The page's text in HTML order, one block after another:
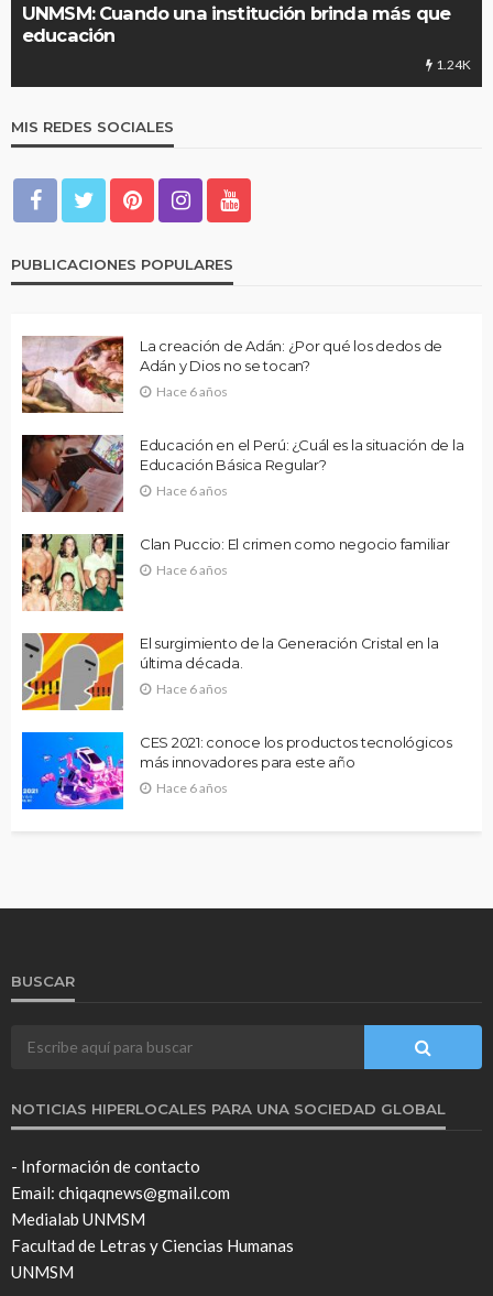
UNMSM: Cuando una institución brinda más que
educación
1.24K
MIS REDES SOCIALES
PUBLICACIONES POPULARES
La creación de Adán: ¿Por qué los dedos de
Adán y Dios no se tocan?
Hace 6 años
Educación en el Perú: ¿Cuál es la situación de la
Educación Básica Regular?
Hace 6 años
Clan Puccio: El crimen como negocio familiar
Hace 6 años
El surgimiento de la Generación Cristal en la
última década.
Hace 6 años
CES 2021: conoce los productos tecnológicos
más innovadores para este año
Hace 6 años
BUSCAR
NOTICIAS HIPERLOCALES PARA UNA SOCIEDAD GLOBAL
- Información de contacto
Email: chiqaqnews@gmail.com
Medialab UNMSM
Facultad de Letras y Ciencias Humanas
UNMSM